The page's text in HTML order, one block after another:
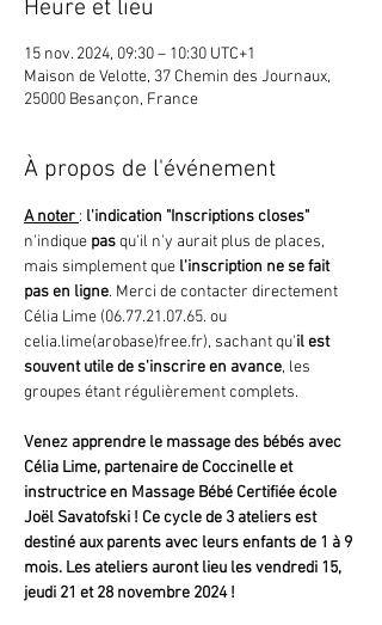
Heure et lieu
15 nov. 2024, 09:30 – 10:30 UTC+1
Maison de Velotte, 37 Chemin des Journaux,
25000 Besançon, France
À propos de l'événement
A noter : l'indication "Inscriptions closes"
n'indique pas qu'il n'y aurait plus de places,
mais simplement que l'inscription ne se fait
pas en ligne. Merci de contacter directement
Célia Lime (06.77.21.07.65. ou
celia.lime(arobase)free.fr), sachant qu'il est
souvent utile de s'inscrire en avance, les
groupes étant régulièrement complets.
Venez apprendre le massage des bébés avec
Célia Lime, partenaire de Coccinelle et
instructrice en Massage Bébé Certifiée école
Joël Savatofski ! Ce cycle de 3 ateliers est
destiné aux parents avec leurs enfants de 1 à 9
mois. Les ateliers auront lieu les vendredi 15,
jeudi 21 et 28 novembre 2024 !